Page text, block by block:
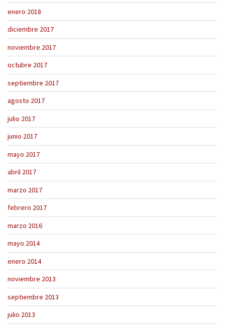
enero 2018
diciembre 2017
noviembre 2017
octubre 2017
septiembre 2017
agosto 2017
julio 2017
junio 2017
mayo 2017
abril 2017
marzo 2017
febrero 2017
marzo 2016
mayo 2014
enero 2014
noviembre 2013
septiembre 2013
julio 2013